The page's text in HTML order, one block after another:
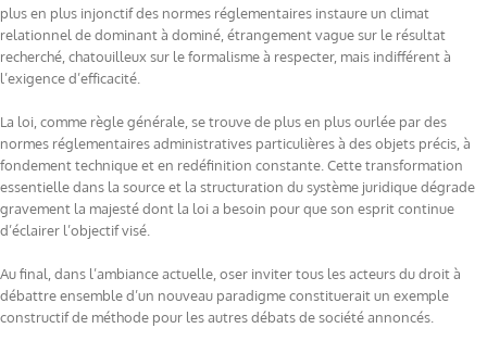
plus en plus injonctif des normes réglementaires instaure un climat
relationnel de dominant à dominé, étrangement vague sur le résultat
recherché, chatouilleux sur le formalisme à respecter, mais indifférent à
l’exigence d’efficacité.
La loi, comme règle générale, se trouve de plus en plus ourlée par des
normes réglementaires administratives particulières à des objets précis, à
fondement technique et en redéfinition constante. Cette transformation
essentielle dans la source et la structuration du système juridique dégrade
gravement la majesté dont la loi a besoin pour que son esprit continue
d’éclairer l’objectif visé.
Au final, dans l’ambiance actuelle, oser inviter tous les acteurs du droit à
débattre ensemble d’un nouveau paradigme constituerait un exemple
constructif de méthode pour les autres débats de société annoncés.